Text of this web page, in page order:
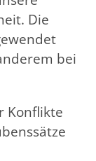
Die
bei
Konflikte